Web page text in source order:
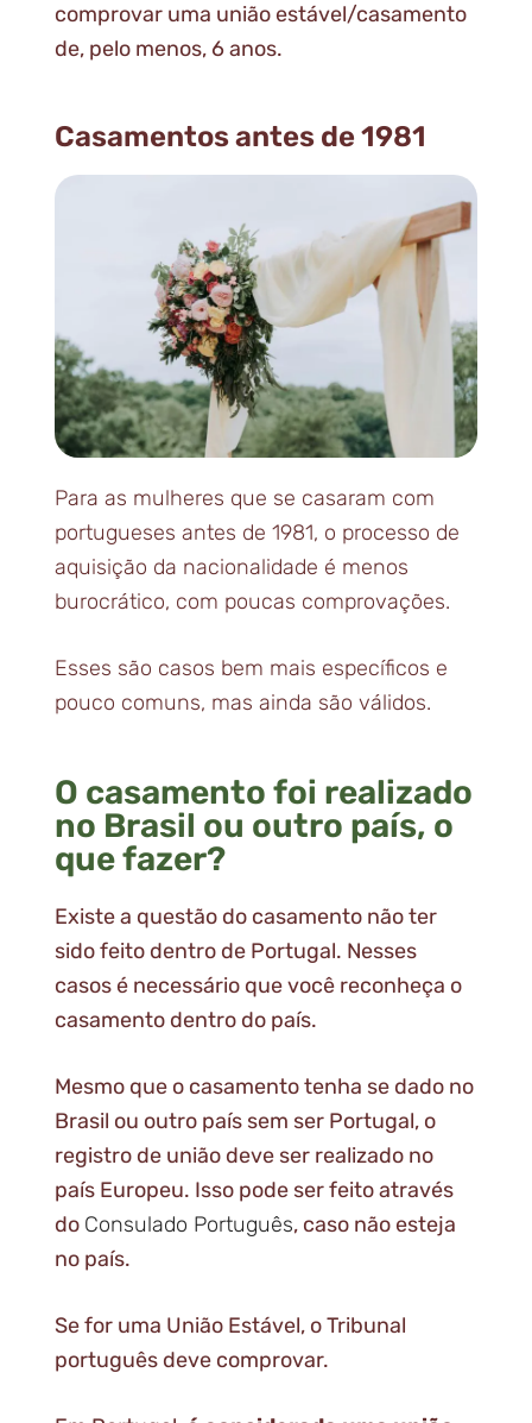
comprovar uma união estável/casamento
de, pelo menos, 6 anos.
Casamentos antes de 1981
Para as mulheres que se casaram com
portugueses antes de 1981, o processo de
aquisição da nacionalidade é menos
burocrático, com poucas comprovações.
Esses são casos bem mais específicos e
pouco comuns, mas ainda são válidos.
O casamento foi realizado
no Brasil ou outro país, o
que fazer?
Existe a questão do casamento não ter
sido feito dentro de Portugal. Nesses
casos é necessário que você reconheça o
casamento dentro do país.
Mesmo que o casamento tenha se dado no
Brasil ou outro país sem ser Portugal, o
registro de união deve ser realizado no
país Europeu. Isso pode ser feito através
do Consulado Português, caso não esteja
no país.
Se for uma União Estável, o Tribunal
português deve comprovar.